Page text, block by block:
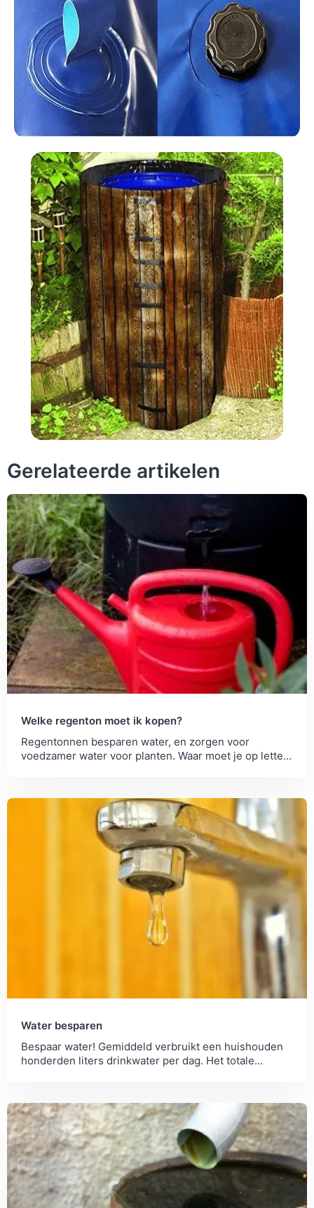
Gerelateerde artikelen
Welke regenton moet ik kopen?
Regentonnen besparen water, en zorgen voor
voedzamer water voor planten. Waar moet je op letten
Water besparen
Bespaar water! Gemiddeld verbruikt een huishouden
honderden liters drinkwater per dag. Het totale